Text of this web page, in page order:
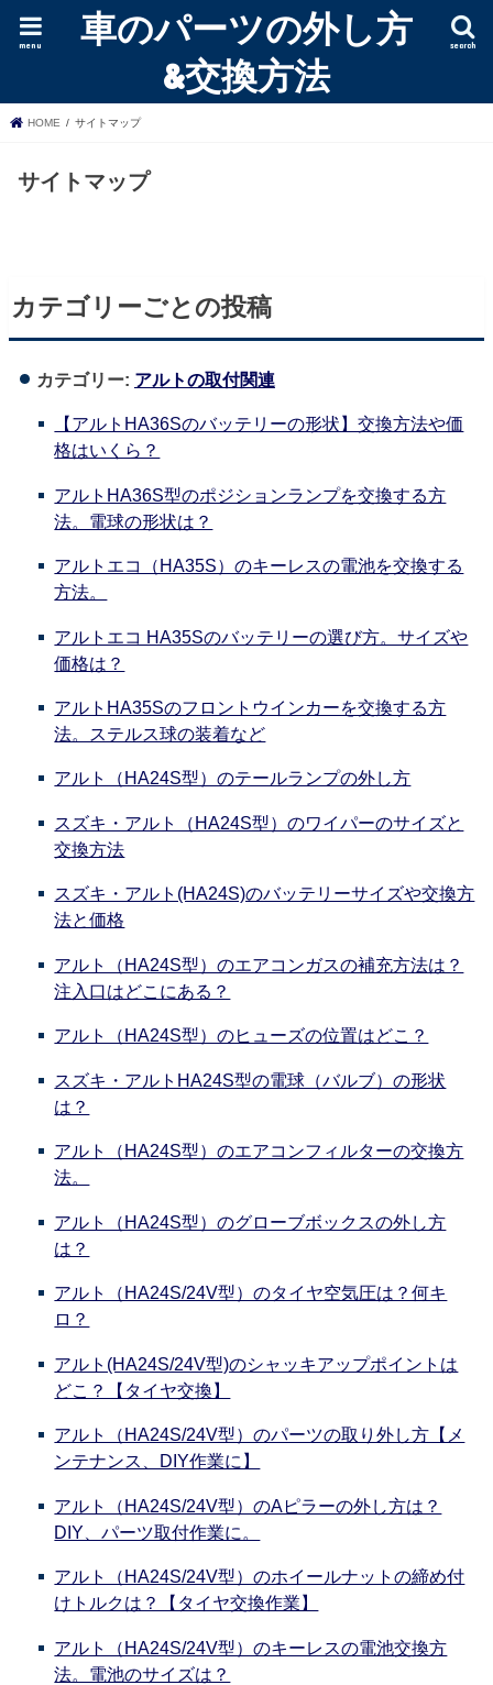
車のパーツの外し方
&交換方法
search
menu
HOME サイトマップ
サイトマップ
カテゴリーごとの投稿
カテゴリー: アルトの取付関連
【アルトHA36Sのバッテリーの形状】交換方法や価
格はいくら？
アルトHA36S型のポジションランプを交換する方
法。電球の形状は？
アルトエコ（HA35S）のキーレスの電池を交換する
方法。
アルトエコ HA35Sのバッテリーの選び方。サイズや
価格は？
アルトHA35Sのフロントウインカーを交換する方
法。ステルス球の装着など
アルト（HA24S型）のテールランプの外し方
スズキ・アルト（HA24S型）のワイパーのサイズと
交換方法
スズキ・アルト(HA24S)のバッテリーサイズや交換方
法と価格
アルト（HA24S型）のエアコンガスの補充方法は？
注入口はどこにある？
アルト（HA24S型）のヒューズの位置はどこ？
スズキ・アルトHA24S型の電球（バルブ）の形状
は？
アルト（HA24S型）のエアコンフィルターの交換方
法。
アルト（HA24S型）のグローブボックスの外し方
は？
アルト（HA24S/24V型）のタイヤ空気圧は？何キ
ロ？
アルト(HA24S/24V型)のシャッキアップポイントは
どこ？【タイヤ交換】
アルト（HA24S/24V型）のパーツの取り外し方【メ
ンテナンス、DIY作業に】
アルト（HA24S/24V型）のAピラーの外し方は？
DIY、パーツ取付作業に。
アルト（HA24S/24V型）のホイールナットの締め付
けトルクは？【タイヤ交換作業】
アルト（HA24S/24V型）のキーレスの電池交換方
法。電池のサイズは？